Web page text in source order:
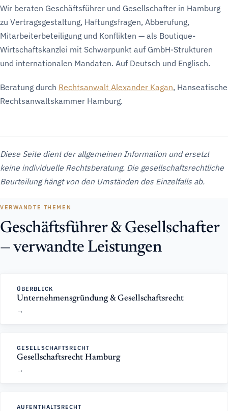
Wir beraten Geschäftsführer und Gesellschafter in Hamburg
zu Vertragsgestaltung, Haftungsfragen, Abberufung,
Mitarbeiterbeteiligung und Konflikten — als Boutique-
Wirtschaftskanzlei mit Schwerpunkt auf GmbH-Strukturen
und internationalen Mandaten. Auf Deutsch und Englisch.
Beratung durch Rechtsanwalt Alexander Kagan, Hanseatische
Rechtsanwaltskammer Hamburg.
Diese Seite dient der allgemeinen Information und ersetzt
keine individuelle Rechtsberatung. Die gesellschaftsrechtliche
Beurteilung hängt von den Umständen des Einzelfalls ab.
VERWANDTE THEMEN
Geschäftsführer & Gesellschafter
— verwandte Leistungen
ÜBERBLICK
Unternehmensgründung & Gesellschaftsrecht
GESELLSCHAFTSRECHT
Gesellschaftsrecht Hamburg
AUFENTHALTSRECHT